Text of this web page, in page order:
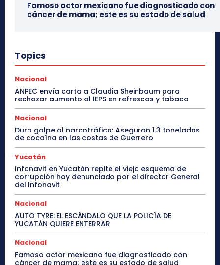
Famoso actor mexicano fue diagnosticado con
cáncer de mama; este es su estado de salud
Topics
Nacional
ANPEC envía carta a Claudia Sheinbaum para
rechazar aumento al IEPS en refrescos y tabaco
Nacional
Duro golpe al narcotráfico: Aseguran 1.3 toneladas
de cocaína en las costas de Guerrero
Yucatán
Infonavit en Yucatán repite el viejo esquema de
corrupción hoy denunciado por el director General
del Infonavit
Nacional
AUTO TYRE: EL ESCÁNDALO QUE LA POLICÍA DE
YUCATÁN QUIERE ENTERRAR
Nacional
Famoso actor mexicano fue diagnosticado con
cáncer de mama; este es su estado de salud